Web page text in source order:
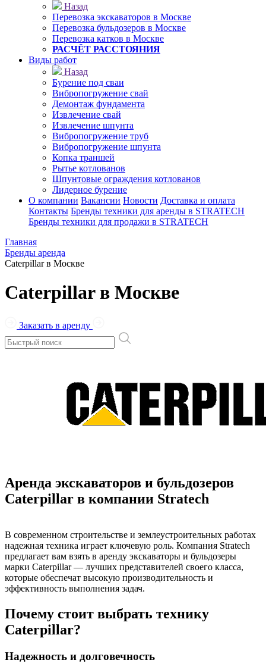
Назад
Перевозка экскаваторов в Москве
Перевозка бульдозеров в Москве
Перевозка катков в Москве
РАСЧЁТ РАССТОЯНИЯ
Виды работ
Назад
Бурение под сваи
Вибропогружение свай
Демонтаж фундамента
Извлечение свай
Извлечение шпунта
Вибропогружение труб
Вибропогружение шпунта
Копка траншей
Рытье котлованов
Шпунтовые ограждения котлованов
Лидерное бурение
О компании Вакансии Новости Доставка и оплата
Контакты Бренды техники для аренды в STRATECH
Бренды техники для продажи в STRATECH
Главная
Бренды аренда
Caterpillar в Москве
Caterpillar в Москве
Заказать в аренду
Аренда экскаваторов и бульдозеров
Caterpillar в компании Stratech
В современном строительстве и землеустроительных работах
надежная техника играет ключевую роль. Компания Stratech
предлагает вам взять в аренду экскаваторы и бульдозеры
марки Caterpillar — лучших представителей своего класса,
которые обеспечат высокую производительность и
эффективность выполнения задач.
Почему стоит выбрать технику
Caterpillar?
Надежность и долговечность